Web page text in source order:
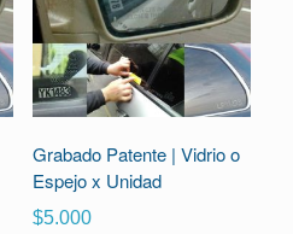
Grabado Patente | Vidrio o
Espejo x Unidad
$5.000